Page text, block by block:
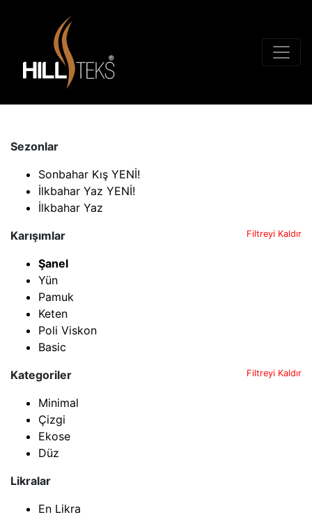
Sezonlar
Sonbahar Kış YENİ!
İlkbahar Yaz YENİ!
İlkbahar Yaz
Karışımlar
Filtreyi Kaldır
Şanel
Yün
Pamuk
Keten
Poli Viskon
Basic
Kategoriler
Filtreyi Kaldır
Minimal
Çizgi
Ekose
Düz
Likralar
En Likra